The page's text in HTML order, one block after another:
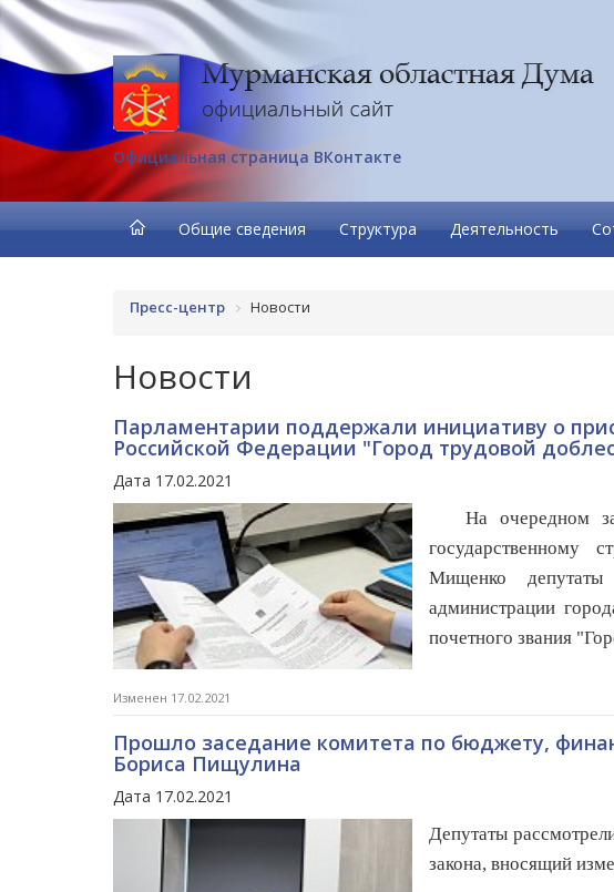
Официальная страница ВКонтакте
Общие сведения Структура Деятельность
Пресс-центр Новости
Новости
Парламентарии поддержали инициативу о
Российской Федерации "Город трудовой
Дата 17.02.2021
На очередном
государственному
Мищенко
администрации
почетного звания
Изменен 17.02.2021
Прошло заседание комитета по бюджету,
Бориса Пищулина
Дата 17.02.2021
Депутаты
закона, вносящий